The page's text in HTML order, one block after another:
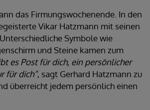
das Firmungswochenende. In den
Vikar Hatzmann mit seinen
Symbole wie
und Steine kamen zum
es Post für dich, ein persönlicher
für dich“, sagt Gerhard Hatzmann zu
überreicht jedem persönlich einen